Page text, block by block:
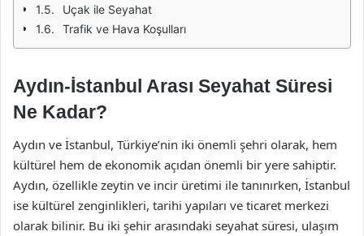
Uçak ile Seyahat
Trafik ve Hava Koşulları
Aydın-İstanbul Arası Seyahat Süresi
Ne Kadar?
Aydın ve İstanbul, Türkiye’nin iki önemli şehri olarak, hem
kültürel hem de ekonomik açıdan önemli bir yere sahiptir.
Aydın, özellikle zeytin ve incir üretimi ile tanınırken, İstanbul
ise kültürel zenginlikleri, tarihi yapıları ve ticaret merkezi
olarak bilinir. Bu iki şehir arasındaki seyahat süresi, ulaşım